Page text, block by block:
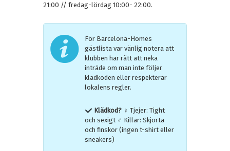
21:00 // fredag-lördag 10:00- 22:00.
För Barcelona-Homes
gästlista var vänlig notera att
klubben har rätt att neka
inträde om man inte följer
klädkoden eller respekterar
lokalens regler.
Klädkod?♀ Tjejer: Tight
och sexigt ♂ Killar: Skjorta
och finskor (ingen t-shirt eller
sneakers)